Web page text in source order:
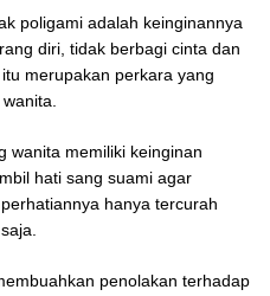
poligami adalah keinginannya
diri, tidak berbagi cinta dan
merupakan perkara yang
wanita memiliki keinginan
hati sang suami agar
hanya tercurah
penolakan terhadap